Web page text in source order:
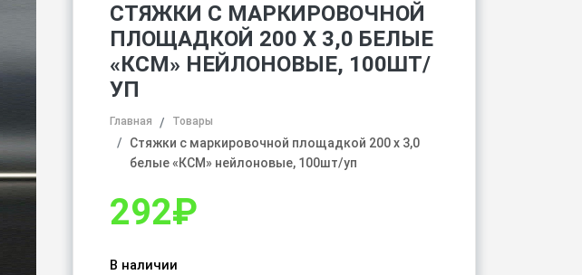
СТЯЖКИ С МАРКИРОВОЧНОЙ
ПЛОЩАДКОЙ 200 Х 3,0 БЕЛЫЕ
«КСМ» НЕЙЛОНОВЫЕ, 100ШТ/
УП
Главная Товары
Стяжки с маркировочной площадкой 200 х 3,0
белые «КСМ» нейлоновые, 100шт/уп
292₽
В наличии